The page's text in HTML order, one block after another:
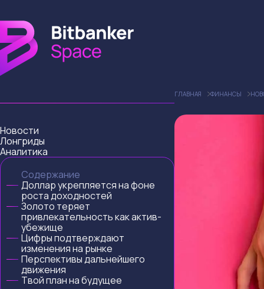
Новости
Лонгриды
Аналитика
Содержание
Доллар укрепляется на фоне
роста доходностей
Золото теряет
привлекательность как актив-
убежище
Цифры подтверждают
изменения на рынке
Перспективы дальнейшего
движения
Твой план на будущее
ГЛАВНАЯ ФИНАНСЫ